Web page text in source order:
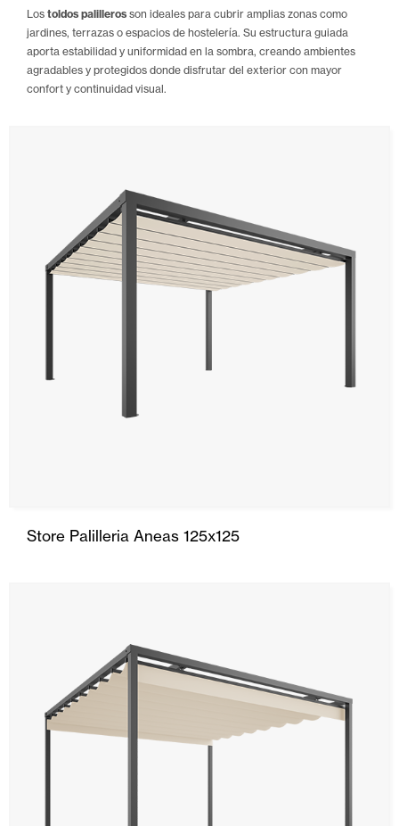
Parasol
Bras extensibles Monoblock
Rideau
Los toldos palilleros son ideales para cubrir amplias zonas como
jardines, terrazas o espacios de hostelería. Su estructura guiada
aporta estabilidad y uniformidad en la sombra, creando ambientes
agradables y protegidos donde disfrutar del exterior con mayor
confort y continuidad visual.
Store Palilleria Aneas 125x125